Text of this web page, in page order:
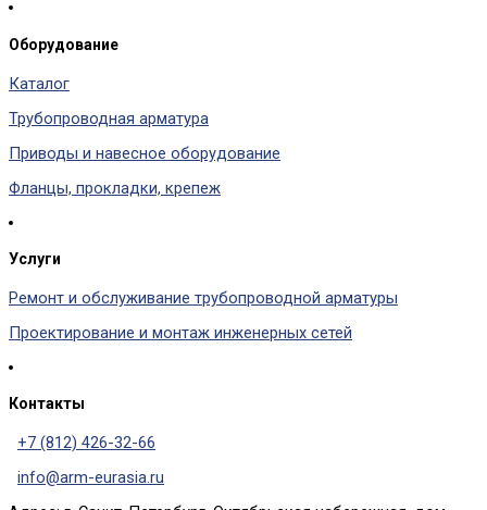
Оборудование
Каталог
Трубопроводная арматура
Приводы и навесное оборудование
Фланцы, прокладки, крепеж
Услуги
Ремонт и обслуживание трубопроводной арматуры
Проектирование и монтаж инженерных сетей
Контакты
+7 (812) 426-32-66
info@arm-eurasia.ru